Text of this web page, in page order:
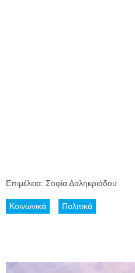
Επιμέλεια: Σοφία Δαληκριάδου
Κοινωνικά Πολιτικά